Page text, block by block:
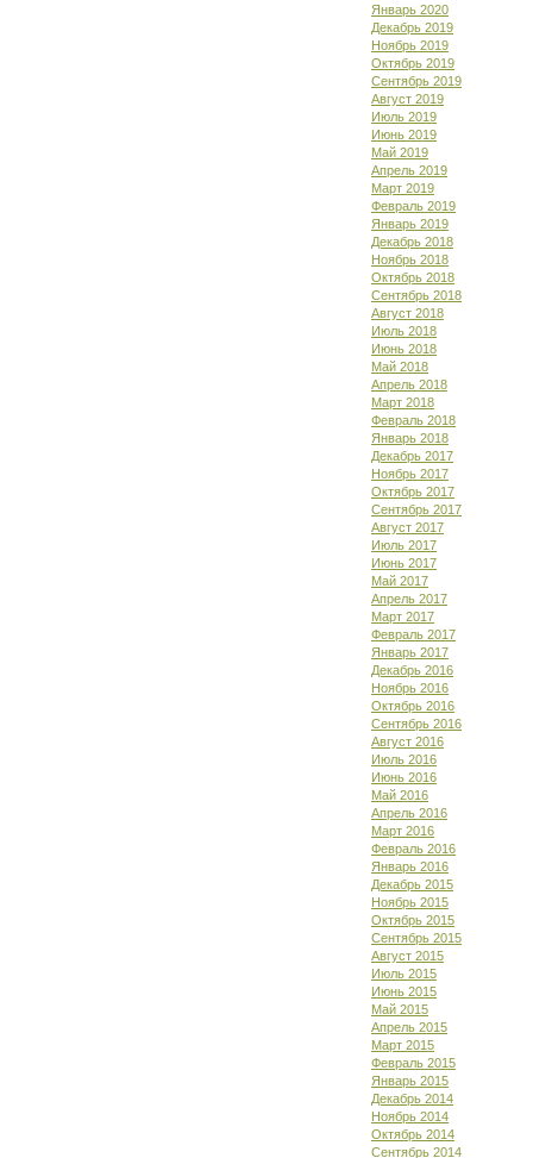
Январь 2020
Декабрь 2019
Ноябрь 2019
Октябрь 2019
Сентябрь 2019
Август 2019
Июль 2019
Июнь 2019
Май 2019
Апрель 2019
Март 2019
Февраль 2019
Январь 2019
Декабрь 2018
Ноябрь 2018
Октябрь 2018
Сентябрь 2018
Август 2018
Июль 2018
Июнь 2018
Май 2018
Апрель 2018
Март 2018
Февраль 2018
Январь 2018
Декабрь 2017
Ноябрь 2017
Октябрь 2017
Сентябрь 2017
Август 2017
Июль 2017
Июнь 2017
Май 2017
Апрель 2017
Март 2017
Февраль 2017
Январь 2017
Декабрь 2016
Ноябрь 2016
Октябрь 2016
Сентябрь 2016
Август 2016
Июль 2016
Июнь 2016
Май 2016
Апрель 2016
Март 2016
Февраль 2016
Январь 2016
Декабрь 2015
Ноябрь 2015
Октябрь 2015
Сентябрь 2015
Август 2015
Июль 2015
Июнь 2015
Май 2015
Апрель 2015
Март 2015
Февраль 2015
Январь 2015
Декабрь 2014
Ноябрь 2014
Октябрь 2014
Сентябрь 2014